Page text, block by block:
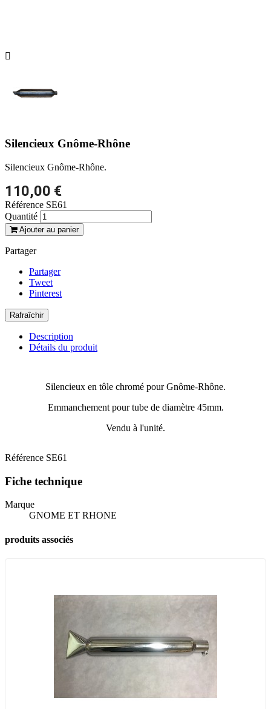

Silencieux Gnôme-Rhône
Silencieux Gnôme-Rhône.
110,00 €
Référence SE61
Quantité
Ajouter au panier
Partager
Partager
Tweet
Pinterest
Description
Détails du produit
Silencieux en tôle chromé pour Gnôme-Rhône.
Emmanchement pour tube de diamètre 45mm.
Vendu à l'unité.
Référence SE61
Fiche technique
Marque
GNOME ET RHONE
produits associés